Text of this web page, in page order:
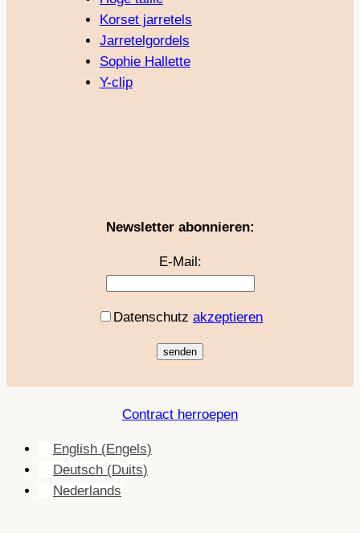
Korset jarretels
Jarretelgordels
Sophie Hallette
Y-clip
Newsletter abonnieren:
E-Mail:
Datenschutz akzeptieren
Contract herroepen
English (Engels)
Deutsch (Duits)
Nederlands